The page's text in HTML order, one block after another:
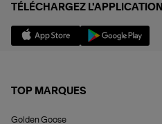
TÉLÉCHARGEZ L'APPLICATION
TOP MARQUES
Golden Goose